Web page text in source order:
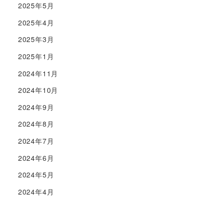
2025年5月
2025年4月
2025年3月
2025年1月
2024年11月
2024年10月
2024年9月
2024年8月
2024年7月
2024年6月
2024年5月
2024年4月